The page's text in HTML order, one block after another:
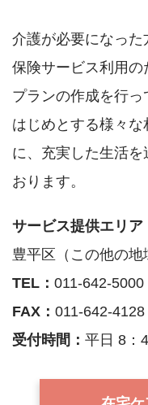
介護が必要になっ
保険サービス利用
プランの作成を行
はじめとする様々
に、充実した生活
おります。
サービス提供エリア
豊平区（この他の地
TEL： 011-642-5000
FAX： 011-642-4128
受付時間： 平日 8：